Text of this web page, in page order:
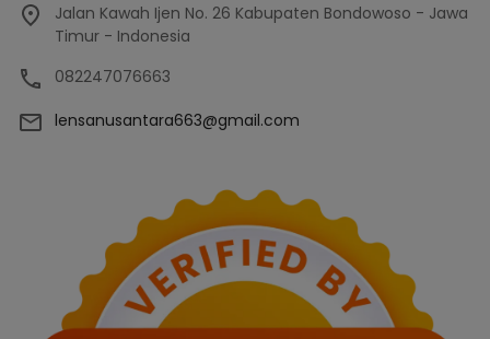
Jalan Kawah Ijen No. 26 Kabupaten Bondowoso - Jawa
Timur - Indonesia
082247076663
lensanusantara663@gmail.com